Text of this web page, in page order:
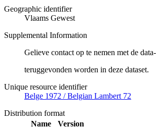
Geographic identifier
Vlaams Gewest
Supplemental Information
Gelieve contact op te nemen met de
teruggevonden worden in deze dataset.
Unique resource identifier
Belge 1972 / Belgian Lambert 72
Distribution format
Name
Version